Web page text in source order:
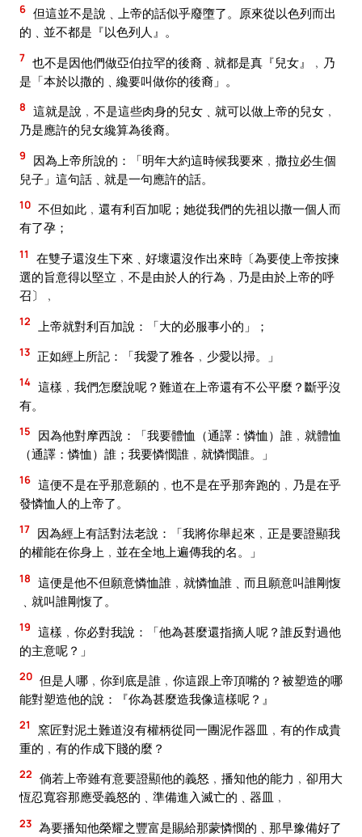
6 但這並不是說﹑上帝的話似乎廢墮了。原來從以色列而出
的﹑並不都是『以色列人』。
7 也不是因他們做亞伯拉罕的後裔﹑就都是真『兒女』﹐乃
是「本於以撒的﹑纔要叫做你的後裔」。
8 這就是說﹐不是這些肉身的兒女﹑就可以做上帝的兒女﹐
乃是應許的兒女纔算為後裔。
9
因為上帝所說的：「明年大約這時候我要來﹐撒拉必生個
兒子」這句話﹑就是一句應許的話。
10 不但如此﹐還有利百加呢；她從我們的先祖以撒一個人而
有了孕；
11
在雙子還沒生下來﹑好壞還沒作出來時〔為要使上帝按揀
選的旨意得以堅立﹐不是由於人的行為﹐乃是由於上帝的呼
召〕﹐
12 上帝就對利百加說：「大的必服事小的」；
13 正如經上所記：「我愛了雅各﹐少愛以掃。」
14 這樣﹐我們怎麼說呢？難道在上帝還有不公平麼？斷乎沒
有。
15
因為他對摩西說：「我要體恤（通譯：憐恤）誰﹐就體恤
（通譯：憐恤）誰；我要憐憫誰﹐就憐憫誰。」
16 這便不是在乎那意願的﹐也不是在乎那奔跑的﹐乃是在乎
發憐恤人的上帝了。
17 因為經上有話對法老說：「我將你舉起來﹐正是要證顯我
的權能在你身上﹐並在全地上遍傳我的名。」
18 這便是他不但願意憐恤誰﹐就憐恤誰﹑而且願意叫誰剛愎
﹑就叫誰剛愎了。
19 這樣﹐你必對我說：「他為甚麼還指摘人呢？誰反對過他
的主意呢？」
20 但是人哪﹐你到底是誰﹐你這跟上帝頂嘴的？被塑造的哪
能對塑造他的說：『你為甚麼造我像這樣呢？』
21
窯匠對泥土難道沒有權柄從同一團泥作器皿﹐有的作成貴
重的﹐有的作成下賤的麼？
22 倘若上帝雖有意要證顯他的義怒﹐播知他的能力﹐卻用大
恆忍寬容那應受義怒的﹑準備進入滅亡的﹑器皿﹐
23 為要播知他榮耀之豐富是賜給那蒙憐憫的﹑那早豫備好了